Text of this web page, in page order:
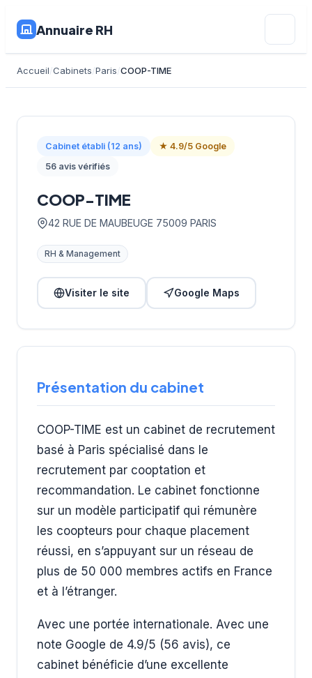
Annuaire RH
Accueil Cabinets Paris COOP-TIME
Cabinet établi (12 ans)
★ 4.9/5 Google
56 avis vérifiés
COOP-TIME
42 RUE DE MAUBEUGE 75009 PARIS
RH & Management
Visiter le site Google Maps
Présentation du cabinet
COOP-TIME est un cabinet de recrutement
basé à Paris spécialisé dans le
recrutement par cooptation et
recommandation. Le cabinet fonctionne
sur un modèle participatif qui rémunère
les coopteurs pour chaque placement
réussi, en s’appuyant sur un réseau de
plus de 50 000 membres actifs en France
et à l’étranger.
Avec une portée internationale. Avec une
note Google de 4.9/5 (56 avis), ce
cabinet bénéficie d’une excellente